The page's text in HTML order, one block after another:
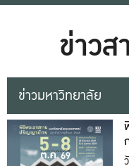
ข่าว
ข่าวมหาวิทยาลัย